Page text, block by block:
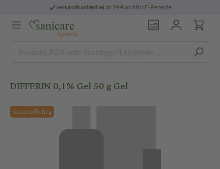
versandkostenfreiab 29 € und für E-Rezepte
DIFFERIN 0,1% Gel 50 g Gel
Rezeptpflichtig